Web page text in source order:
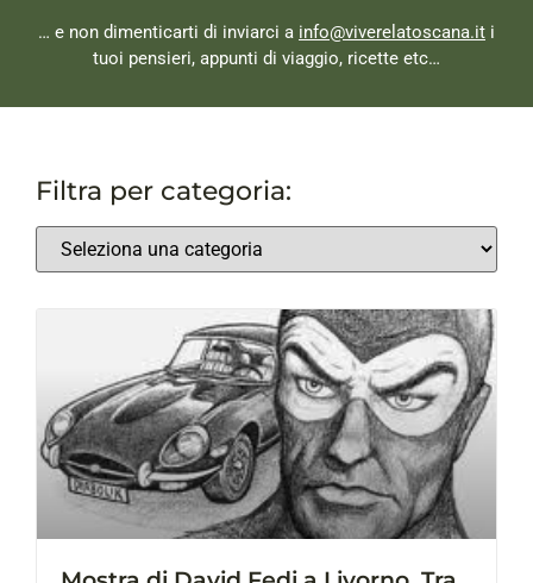
… e non dimenticarti di inviarci a info@viverelatoscana.it i
tuoi pensieri, appunti di viaggio, ricette etc…
Filtra per categoria: